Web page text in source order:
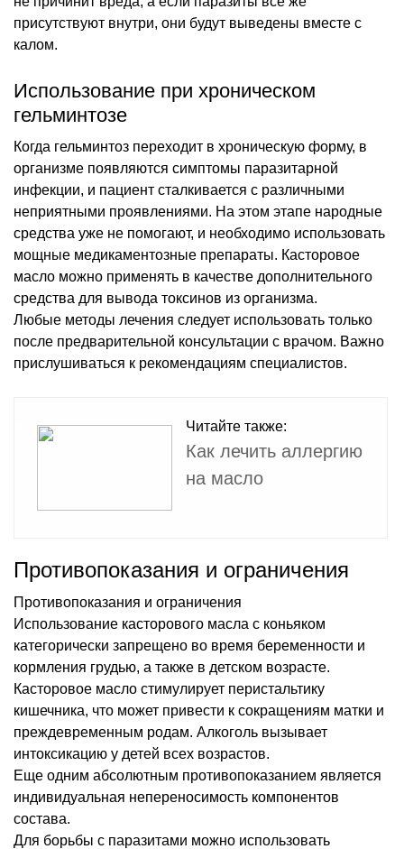
присутствуют внутри, они будут выведены вместе с
калом.
Использование при хроническом
гельминтозе
Когда гельминтоз переходит в хроническую форму, в
организме появляются симптомы паразитарной
инфекции, и пациент сталкивается с различными
неприятными проявлениями. На этом этапе народные
средства уже не помогают, и необходимо использовать
мощные медикаментозные препараты. Касторовое
масло можно применять в качестве дополнительного
средства для вывода токсинов из организма.
Любые методы лечения следует использовать только
после предварительной консультации с врачом. Важно
прислушиваться к рекомендациям специалистов.
Читайте также:
Как лечить аллергию
на масло
Противопоказания и ограничения
Противопоказания и ограничения
Использование касторового масла с коньяком
категорически запрещено во время беременности и
кормления грудью, а также в детском возрасте.
Касторовое масло стимулирует перистальтику
кишечника, что может привести к сокращениям матки и
преждевременным родам. Алкоголь вызывает
интоксикацию у детей всех возрастов.
Еще одним абсолютным противопоказанием является
индивидуальная непереносимость компонентов
состава.
Для борьбы с паразитами можно использовать